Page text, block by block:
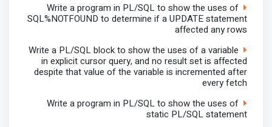
Write a program in PL/SQL to show the uses of
SQL%NOTFOUND to determine if a UPDATE statement
affected any rows
Write a PL/SQL block to show the uses of a variable
in explicit cursor query, and no result set is affected
despite that value of the variable is incremented after
every fetch
Write a program in PL/SQL to show the uses of
static PL/SQL statement